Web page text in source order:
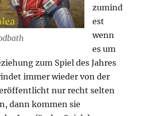
zumind
est
wenn
es um
zum Spiel des Jahres
immer wieder von der
nur recht selten
dann kommen sie